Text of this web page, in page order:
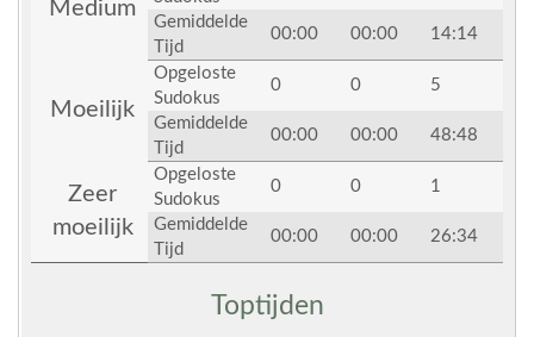
Medium
Gemiddelde
Tijd
00:00 00:00 14:14
Moeilijk
Opgeloste
Sudokus
0 0 5
Gemiddelde
Tijd
00:00 00:00 48:48
Zeer
moeilijk
Opgeloste
Sudokus
0 0 1
Gemiddelde
Tijd
00:00 00:00 26:34
Toptijden